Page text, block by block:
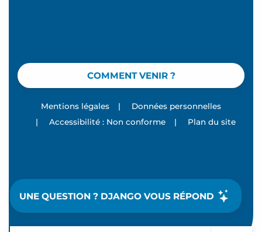
UNE QUESTION ? DJANGO VOUS RÉPOND
COMMENT VENIR ?
Mentions légales |
Données personnelles
|
Accessibilité : Non conforme | Plan du site